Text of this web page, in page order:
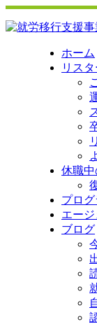
ホーム
リス
休職
プロ
エー
ブログ